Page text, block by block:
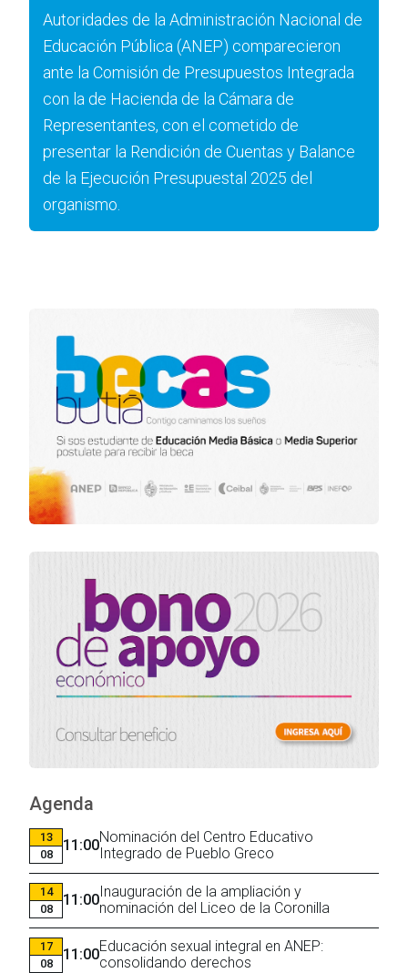
Autoridades de la Administración Nacional de
Educación Pública (ANEP) comparecieron
ante la Comisión de Presupuestos Integrada
con la de Hacienda de la Cámara de
Representantes, con el cometido de
presentar la Rendición de Cuentas y Balance
de la Ejecución Presupuestal 2025 del
organismo.
Agenda
13
08
11:00Nominación del Centro Educativo
Integrado de Pueblo Greco
14
08
11:00 Inauguración de la ampliación y
nominación del Liceo de la Coronilla
17
08
11:00Educación sexual integral en ANEP:
consolidando derechos